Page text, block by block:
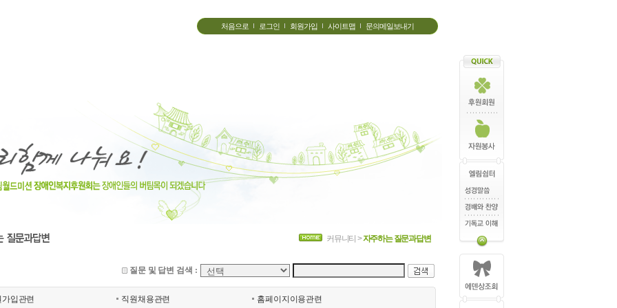
처음으로 로그인 회원가입 사이트맵 문의메일보내기
커뮤니티 >자주하는 질문과답변
질문 및 답변 검색 :
입관련 직원채용관련 홈페이지이용관련